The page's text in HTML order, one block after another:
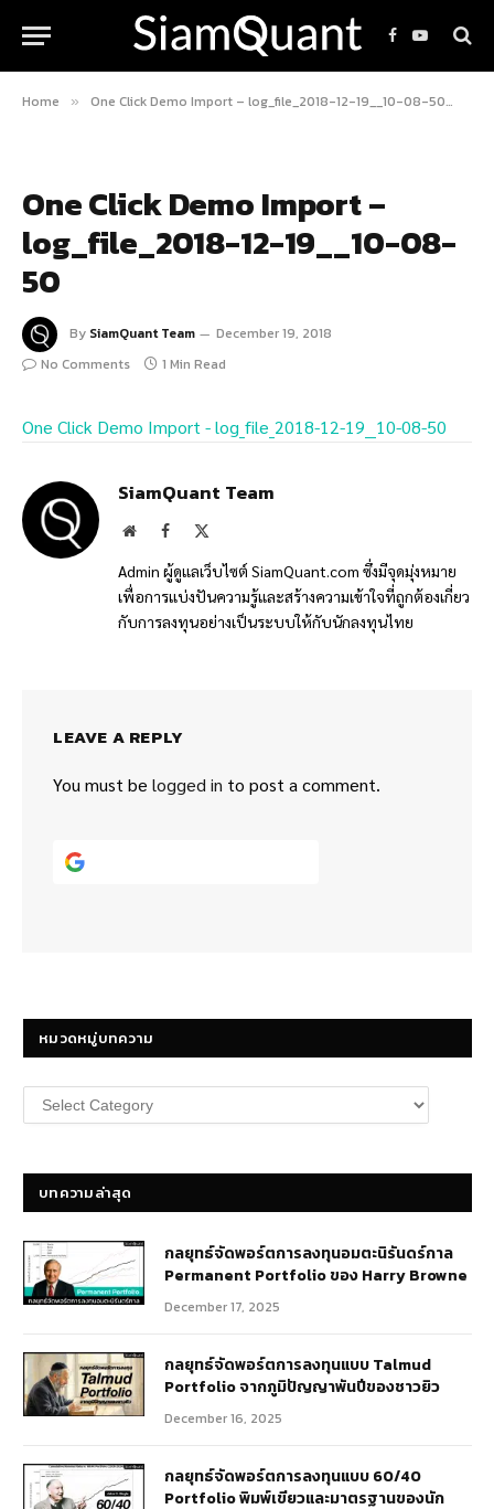
Facebook
YouTube
Home » One Click Demo Import – log_file_2018-12-19__10-08-50
One Click Demo Import –
log_file_2018-12-19__10-08-
50
By SiamQuant Team
December 19, 2018
No Comments
1 Min Read
One Click Demo Import - log_file_2018-12-19__10-08-50
SiamQuant Team
WebsiteFacebook
Admin ผู้ดูแลเว็บไซต์ SiamQuant.com ซึ่งมีจุดมุ่งหมาย
เพื่อการแบ่งปันความรู้และสร้างความเข้าใจที่ถูกต้องเกี่ยว
กับการลงทุนอย่างเป็นระบบให้กับนักลงทุนไทย
LEAVE A REPLY
You must be logged in to post a comment.
หมวดหมู่บทความ
หมวด
หมู่
บทความล่าสุด
กลยุทธ์​จัดพอร์ตการลงทุนอมตะนิรันดร์กาล
Permanent Portfolio ของ Harry Browne
December 17, 2025
กลยุทธ์จัดพอร์ตการลงทุนแบบ Talmud
Portfolio จากภูมิปัญญาพันปีของชาวยิว
December 16, 2025
กลยุทธ์จัดพอร์ตการลงทุนแบบ 60/40
Portfolio พิมพ์เขียวและมาตรฐานของนัก